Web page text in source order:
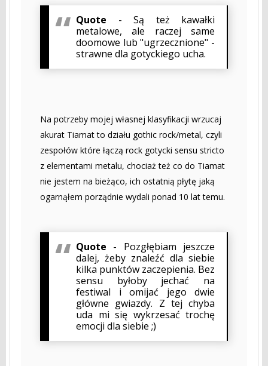
Quote - Są też kawałki
metalowe, ale raczej same
doomowe lub "ugrzecznione" -
strawne dla gotyckiego ucha.
Na potrzeby mojej własnej klasyfikacji wrzucaj
akurat Tiamat to działu gothic rock/metal, czyli
zespołów które łączą rock gotycki sensu stricto
z elementami metalu, chociaż też co do Tiamat
nie jestem na bieżąco, ich ostatnią płytę jaką
ogarnąłem porządnie wydali ponad 10 lat temu.
Quote - Pozgłębiam jeszcze
dalej, żeby znaleźć dla siebie
kilka punktów zaczepienia. Bez
sensu byłoby jechać na
festiwal i omijać jego dwie
główne gwiazdy. Z tej chyba
uda mi się wykrzesać trochę
emocji dla siebie ;)